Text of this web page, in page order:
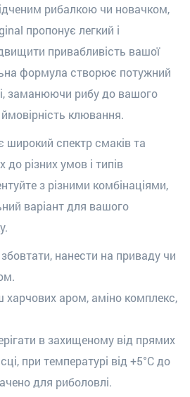
рибалкою чи новачком,
пропонує легкий і
привабливість вашої
формула створює потужний
заманюючи рибу до вашого
клювання.
широкий спектр смаків та
до різних умов і типів
з різними комбінаціями,
варіант для вашого
збовтати, нанести на приваду чи
харчових аром, аміно комплекс,
в захищеному від прямих
при температурі від +5°С до
для риболовлі.